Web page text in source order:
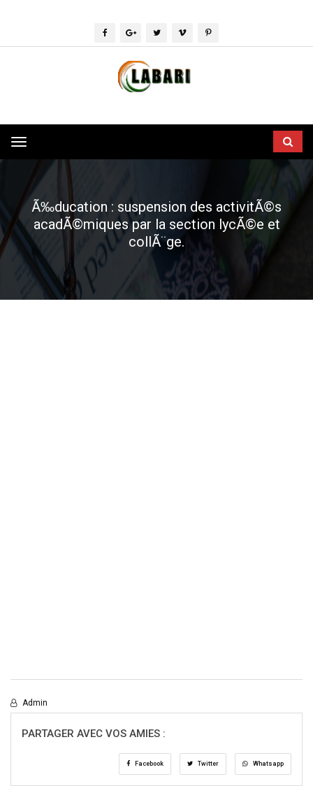
Toggle
navigation
Ã‰ducation : suspension des activitÃ©s
acadÃ©miques par la section lycÃ©e et
collÃ¨ge.
Admin
PARTAGER AVEC VOS AMIES :
Facebook Twitter Whatsapp